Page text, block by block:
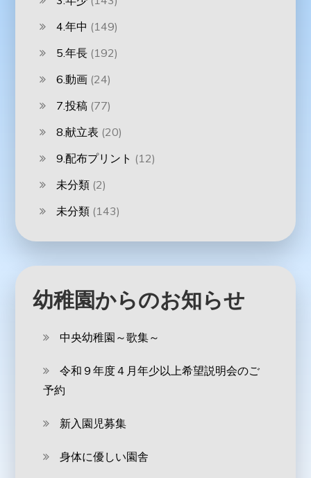
4.年中 (149)
5.年長 (192)
6.動画 (24)
7.投稿 (77)
8.献立表 (20)
9.配布プリント (12)
未分類 (2)
未分類 (143)
幼稚園からのお知らせ
中央幼稚園～歌集～
令和９年度４月年少以上希望説明会のご
予約
新入園児募集
身体に優しい園舎